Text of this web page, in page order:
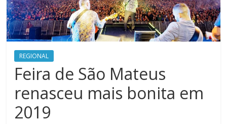
REGIONAL
Feira de São Mateus
renasceu mais bonita em
2019